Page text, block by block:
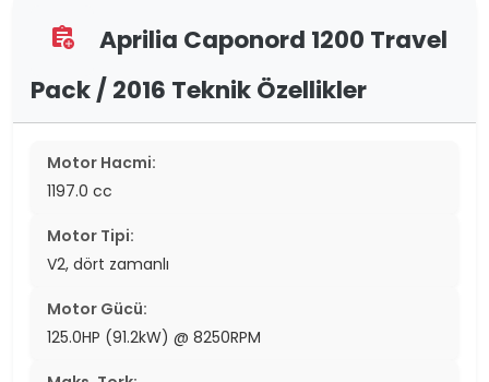
assignment_add
Aprilia Caponord 1200 Travel
Pack / 2016 Teknik Özellikler
Motor Hacmi:
1197.0 cc
Motor Tipi:
V2, dört zamanlı
Motor Gücü:
125.0HP (91.2kW) @ 8250RPM